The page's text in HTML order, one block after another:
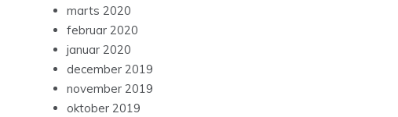
marts 2020
februar 2020
januar 2020
december 2019
november 2019
oktober 2019